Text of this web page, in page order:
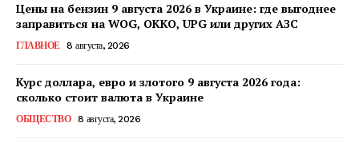
Цены на бензин 9 августа 2026 в Украине: где выгоднее
заправиться на WOG, OKKO, UPG или других АЗС
ГЛАВНОЕ 8 августа, 2026
Курс доллара, евро и злотого 9 августа 2026 года:
сколько стоит валюта в Украине
ОБЩЕСТВО 8 августа, 2026